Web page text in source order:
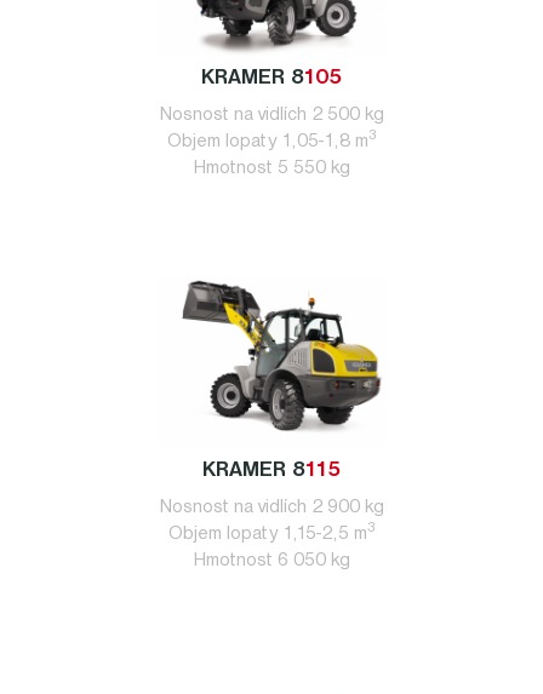
KRAMER 8105
Nosnost na vidlích 2 500 kg
Objem lopaty 1,05-1,8 m 3
Hmotnost 5 550 kg
KRAMER 8115
Nosnost na vidlích 2 900 kg
Objem lopaty 1,15-2,5 m 3
Hmotnost 6 050 kg